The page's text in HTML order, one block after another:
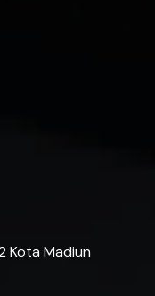
Kota Madiun